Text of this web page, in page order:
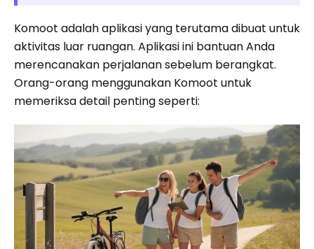
Komoot adalah aplikasi yang terutama dibuat untuk
aktivitas luar ruangan. Aplikasi ini bantuan Anda
merencanakan perjalanan sebelum berangkat.
Orang-orang menggunakan Komoot untuk
memeriksa detail penting seperti: